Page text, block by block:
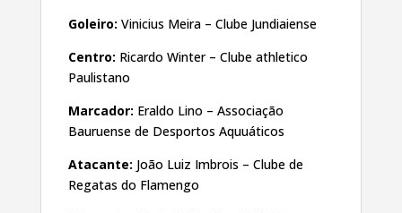
Goleiro: Vinicius Meira – Clube Jundiaiense
Centro: Ricardo Winter – Clube athletico
Paulistano
Marcador: Eraldo Lino – Associação
Bauruense de Desportos Aquuáticos
Atacante: João Luiz Imbrois – Clube de
Regatas do Flamengo